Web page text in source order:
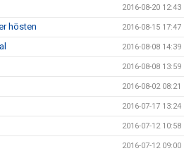
2016-08-20 12:43
hösten 2016-08-15 17:47
2016-08-08 14:39
2016-08-08 13:59
2016-08-02 08:21
2016-07-17 13:24
2016-07-12 10:58
2016-07-12 09:00